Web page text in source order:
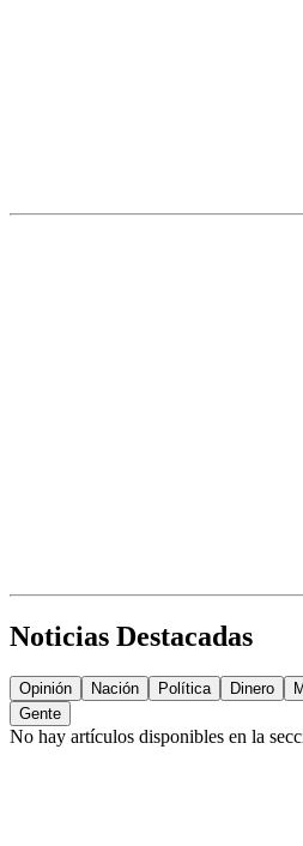
Noticias Destacadas
Opinión Nación Política Dinero
Gente
No hay artículos disponibles en la